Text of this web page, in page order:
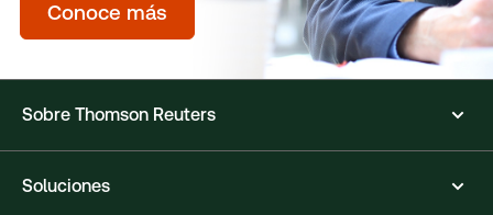
Conoce más
Sobre Thomson Reuters
Soluciones